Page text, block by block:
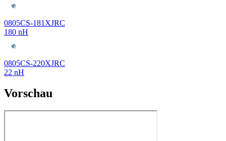
0805CS-181XJRC
180 nH
0805CS-220XJRC
22 nH
Vorschau